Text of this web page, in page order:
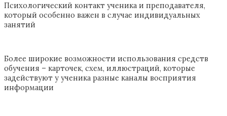
Психологический контакт ученика и преподавателя,
который особенно важен в случае индивидуальных
занятий
Более широкие возможности использования средств
обучения – карточек, схем, иллюстраций, которые
задействуют у ученика разные каналы восприятия
информации